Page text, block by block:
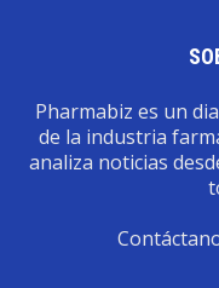
Pharmabiz es un
de la industria
analiza noticias